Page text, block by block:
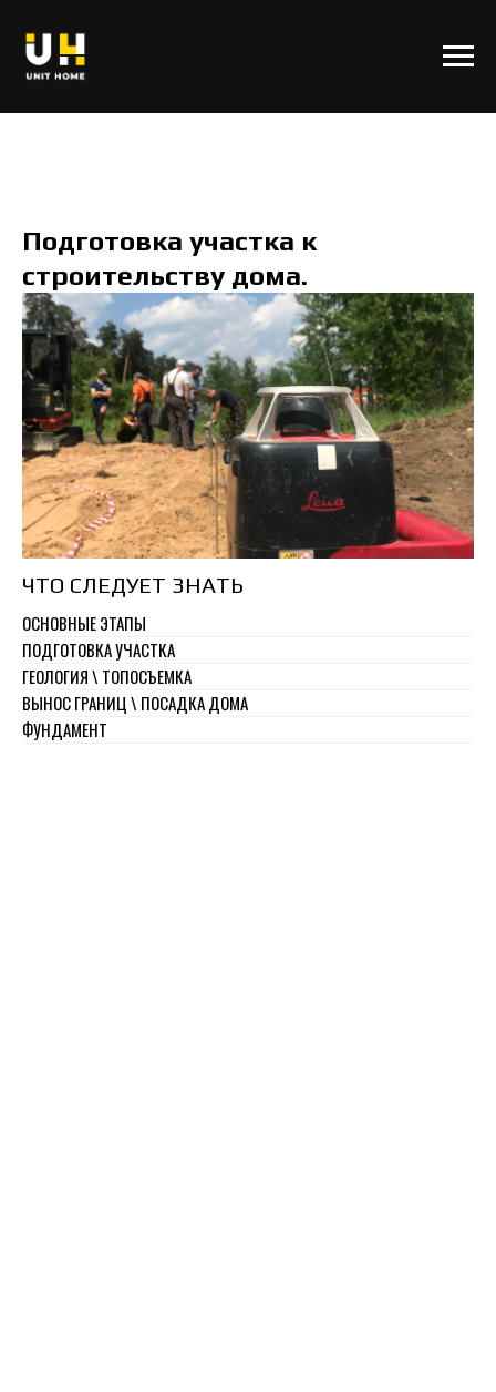
Подготовка участка к
строительству дома.
ЧТО СЛЕДУЕТ ЗНАТЬ
ОСНОВНЫЕ ЭТАПЫ
ПОДГОТОВКА УЧАСТКА
ГЕОЛОГИЯ \ ТОПОСЪЕМКА
ВЫНОС ГРАНИЦ \ ПОСАДКА ДОМА
ФУНДАМЕНТ